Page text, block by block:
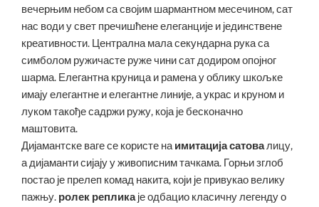
вечерњим небом са својим шармантном месечином, сат
нас води у свет пречишћене елеганције и јединствене
креативности. Централна мала секундарна рука са
симболом ружичасте руже чини сат додиром опојног
шарма. Елегантна круница и рамена у облику шкољке
имају елегантне и елегантне линије, а украс и круном и
луком такође садржи ружу, која је бесконачно
маштовита.
Дијамантске ваге се користе наимитација сатовалицу,
а дијаманти сијају у живописним тачкама. Горњи зглоб
постао је прелеп комад накита, који је привукао велику
пажњу. ролек репликаје одбацио класичну легенду о